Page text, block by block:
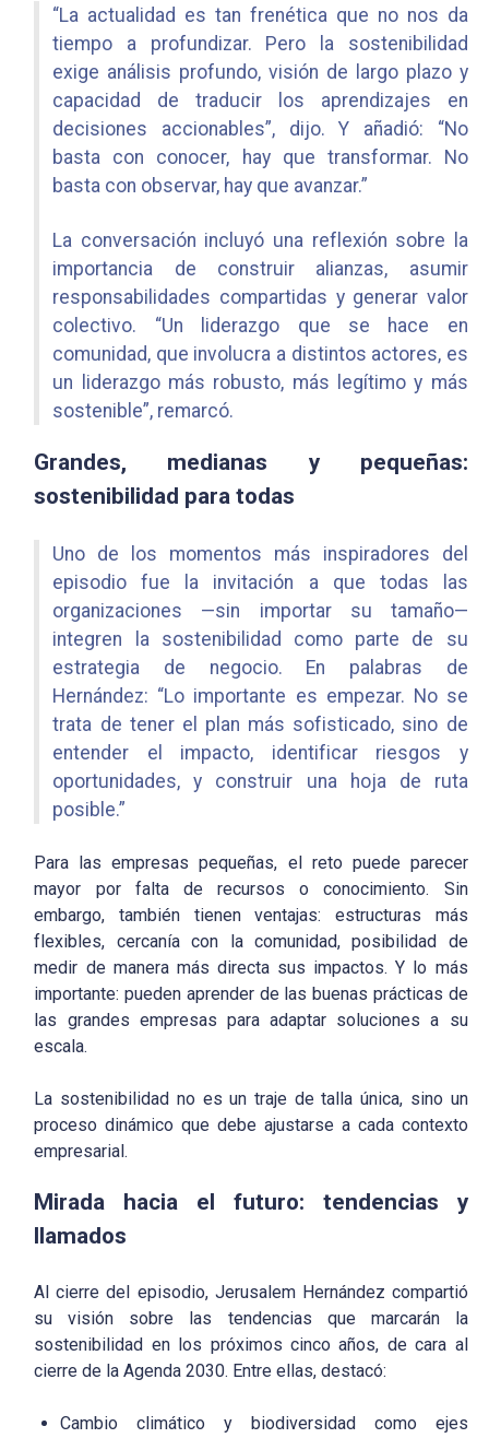
“La actualidad es tan frenética que no nos da
tiempo a profundizar. Pero la sostenibilidad
exige análisis profundo, visión de largo plazo y
capacidad de traducir los aprendizajes en
decisiones accionables”, dijo. Y añadió: “No
basta con conocer, hay que transformar. No
basta con observar, hay que avanzar.”
La conversación incluyó una reflexión sobre la
importancia de construir alianzas, asumir
responsabilidades compartidas y generar valor
colectivo. “Un liderazgo que se hace en
comunidad, que involucra a distintos actores, es
un liderazgo más robusto, más legítimo y más
sostenible”, remarcó.
Grandes, medianas y pequeñas:
sostenibilidad para todas
Uno de los momentos más inspiradores del
episodio fue la invitación a que todas las
organizaciones —sin importar su tamaño—
integren la sostenibilidad como parte de su
estrategia de negocio. En palabras de
Hernández: “Lo importante es empezar. No se
trata de tener el plan más sofisticado, sino de
entender el impacto, identificar riesgos y
oportunidades, y construir una hoja de ruta
posible.”
Para las empresas pequeñas, el reto puede parecer
mayor por falta de recursos o conocimiento. Sin
embargo, también tienen ventajas: estructuras más
flexibles, cercanía con la comunidad, posibilidad de
medir de manera más directa sus impactos. Y lo más
importante: pueden aprender de las buenas prácticas de
las grandes empresas para adaptar soluciones a su
escala.
La sostenibilidad no es un traje de talla única, sino un
proceso dinámico que debe ajustarse a cada contexto
empresarial.
Mirada hacia el futuro: tendencias y
llamados
Al cierre del episodio, Jerusalem Hernández compartió
su visión sobre las tendencias que marcarán la
sostenibilidad en los próximos cinco años, de cara al
cierre de la Agenda 2030. Entre ellas, destacó:
Cambio climático y biodiversidadcomo ejes